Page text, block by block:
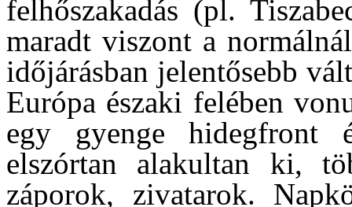
felhőszakadás (pl.
maradt viszont a
időjárásban jelentősebb
Európa északi felében
egy gyenge hidegfront
elszórtan alakultan ki,
záporok, zivatarok.